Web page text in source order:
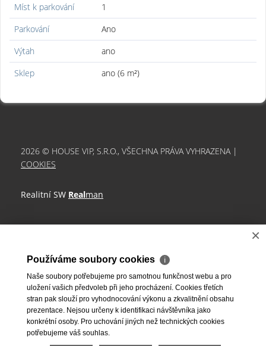
Míst k parkování
1
Parkování
Ano
Výtah
ano
Sklep
ano (6 m²)
2026 © HOUSE VIP, S.R.O., VŠECHNA PRÁVA VYHRAZENA |
COOKIES
Realitní SW Realman
×
Používáme soubory cookies ℹ
Naše soubory potřebujeme pro samotnou funkčnost webu a pro
uložení vašich předvoleb při jeho procházení. Cookies třetích
stran pak slouží pro vyhodnocování výkonu a zkvalitnění obsahu
prezentace. Nejsou určeny k identifikaci návštěvníka jako
konkrétní osoby. Pro uchování jiných než technických cookies
potřebujeme váš souhlas.